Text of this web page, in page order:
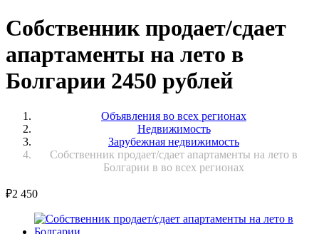
Собственник продает/сдает
апартаменты на лето в
Болгарии 2450 рублей
Объявления во всех регионах
Недвижимость
Зарубежная недвижимость
Собственник продает/сдает апартаменты на лето в
Болгарии в во всех регионах
₽2 450